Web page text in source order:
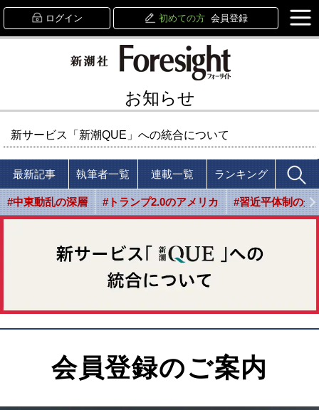
ログイン 初めての方 会員登録
お知らせ
新サービス「新潮QUE」への統合について
最新記事 執筆者一覧 連載一覧 ランキング
#中東動乱の深層 #トランプ2.0のアメリカ #習近平体制の光
会員登録のご案内